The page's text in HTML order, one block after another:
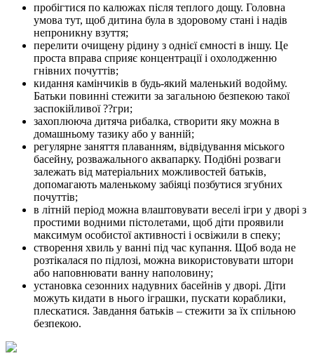
пробігтися по калюжах після теплого дощу. Головна
умова тут, щоб дитина була в здоровому стані і надів
непроникну взуття;
перелити очищену рідину з однієї ємності в іншу. Це
проста вправа сприяє концентрації і охолодженню
гнівних почуттів;
кидання камінчиків в будь-який маленький водойму.
Батьки повинні стежити за загальною безпекою такої
заспокійливої ??гри;
захоплююча дитяча рибалка, створити яку можна в
домашньому тазику або у ванній;
регулярне заняття плаванням, відвідування міського
басейну, розважального аквапарку. Подібні розваги
залежать від матеріальних можливостей батьків,
допомагають маленькому забіяці позбутися згубних
почуттів;
в літній період можна влаштовувати веселі ігри у дворі з
простими водними пістолетами, щоб діти проявили
максимум особистої активності і освіжили в спеку;
створення хвиль у ванні під час купання. Щоб вода не
розтікалася по підлозі, можна використовувати штори
або наповнювати ванну наполовину;
установка сезонних надувних басейнів у дворі. Діти
можуть кидати в нього іграшки, пускати кораблики,
плескатися. Завдання батьків – стежити за їх спільною
безпекою.